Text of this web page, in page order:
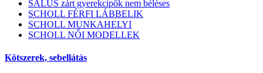
SALUS zárt gyerekcipők nem béléses
SCHOLL FÉRFI LÁBBELIK
SCHOLL MUNKAHELYI
SCHOLL NŐI MODELLEK
Kötszerek, sebellátás